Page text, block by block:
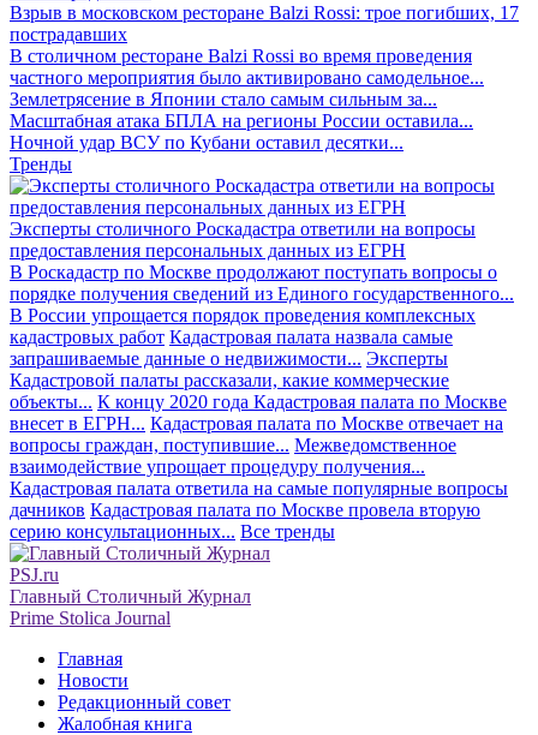
Взрыв в московском ресторане Balzi Rossi: трое погибших, 17
пострадавших
В столичном ресторане Balzi Rossi во время проведения
частного мероприятия было активировано самодельное...
Землетрясение в Японии стало самым сильным за...
Масштабная атака БПЛА на регионы России оставила...
Ночной удар ВСУ по Кубани оставил десятки...
Тренды
Эксперты столичного Роскадастра ответили на вопросы
предоставления персональных данных из ЕГРН
В Роскадастр по Москве продолжают поступать вопросы о
порядке получения сведений из Единого государственного...
В России упрощается порядок проведения комплексных
кадастровых работ Кадастровая палата назвала самые
запрашиваемые данные о недвижимости... Эксперты
Кадастровой палаты рассказали, какие коммерческие
объекты... К концу 2020 года Кадастровая палата по Москве
внесет в ЕГРН... Кадастровая палата по Москве отвечает на
вопросы граждан, поступившие... Межведомственное
взаимодействие упрощает процедуру получения...
Кадастровая палата ответила на самые популярные вопросы
дачников Кадастровая палата по Москве провела вторую
серию консультационных... Все тренды
PSJ.ru
Главный Столичный Журнал
Prime Stolica Journal
Главная
Новости
Редакционный совет
Жалобная книга